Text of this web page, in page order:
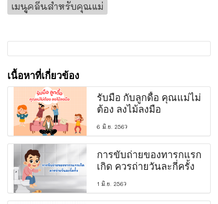
เมนูคลีนสำหรับคุณแม่
เนื้อหาที่เกี่ยวข้อง
รับมือ กับลูกดื้อ คุณแม่ไม่
ต้อง ลงไม้ลงมือ
6 มิ.ย. 2567
การขับถ่ายของทารกแรก
เกิด ควรถ่ายวันละกี่ครั้ง
1 มิ.ย. 2567